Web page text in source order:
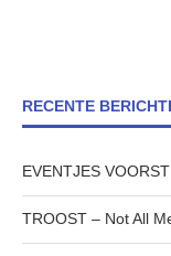
RECENTE
EVENTJES
TROOST – Not All